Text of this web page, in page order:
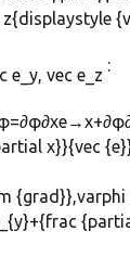
:
x}}{vec